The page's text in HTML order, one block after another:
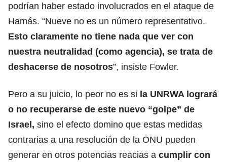
podrían haber estado involucrados en el ataque de
Hamás. “Nueve no es un número representativo.
Esto claramente no tiene nada que ver con
nuestra neutralidad (como agencia), se trata de
deshacerse de nosotros”, insiste Fowler.
Pero a su juicio, lo peor no es si la UNRWA logrará
o no recuperarse de este nuevo “golpe” de
Israel, sino el efecto domino que estas medidas
contrarias a una resolución de la ONU pueden
generar en otros potencias reacias a cumplir con